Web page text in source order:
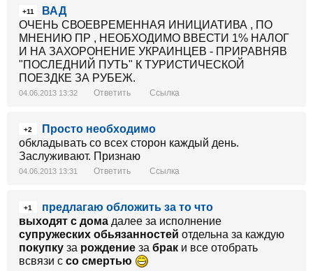
+11
ВАД
ОЧЕНЬ СВОЕВРЕМЕННАЯ ИНИЦИАТИВА , ПО
МНЕНИЮ ПР , НЕОБХОДИМО ВВЕСТИ 1% НАЛОГ
И НА ЗАХОРОНЕНИЕ УКРАИНЦЕВ - ПРИРАВНЯВ
"ПОСЛЕДНИЙ ПУТЬ" К ТУРИСТИЧЕСКОЙ
ПОЕЗДКЕ ЗА РУБЕЖ.
04.06.2013 13:32 Ответить Ссылка
+2
Просто необходимо
обкладывать со всех сторон каждый день.
Заслуживают. Признаю
04.06.2013 13:31 Ответить Ссылка
+1
предлагаю обложить за то что
выходят с дома далее за исполнение
супружеских обьязанностей отдельна за каждую
покупку за рождение за брак и все отобрать
всвязи с со смертью